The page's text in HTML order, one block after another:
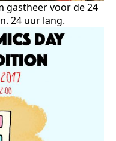
gastheer voor de 24
24 uur lang.